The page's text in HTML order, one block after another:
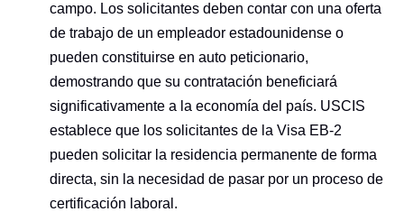
campo. Los solicitantes deben contar con una oferta
de trabajo de un empleador estadounidense o
pueden constituirse en auto peticionario,
demostrando que su contratación beneficiará
significativamente a la economía del país. USCIS
establece que los solicitantes de la Visa EB-2
pueden solicitar la residencia permanente de forma
directa, sin la necesidad de pasar por un proceso de
certificación laboral.